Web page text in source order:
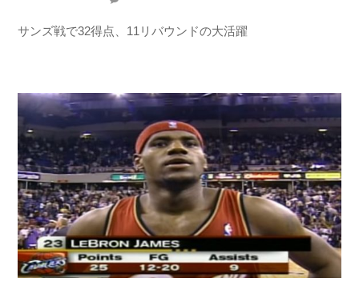
サンズ戦で32得点、11リバウンドの大活躍